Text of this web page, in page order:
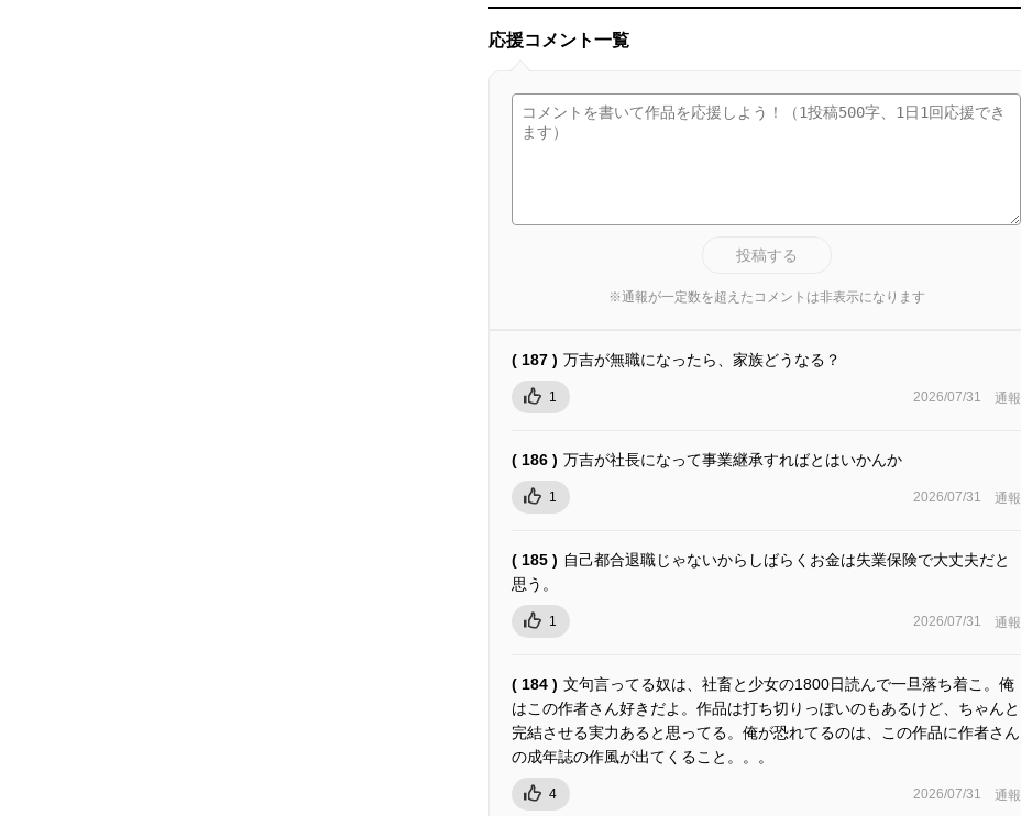
応援コメント一覧
投稿する
※通報が一定数を超えたコメントは非表示になります
( 187 ) 万吉が無職になったら、家族どうなる？
1 2026/07/31 通報
( 186 ) 万吉が社長になって事業継承すればとはいかんか
1 2026/07/31 通報
( 185 ) 自己都合退職じゃないからしばらくお金は失業保険で大丈夫だと
思う。
1 2026/07/31 通報
( 184 ) 文句言ってる奴は、社畜と少女の1800日読んで一旦落ち着こ。俺
はこの作者さん好きだよ。作品は打ち切りっぽいのもあるけど、ちゃんと
完結させる実力あると思ってる。俺が恐れてるのは、この作品に作者さん
の成年誌の作風が出てくること。。。
4 2026/07/31 通報